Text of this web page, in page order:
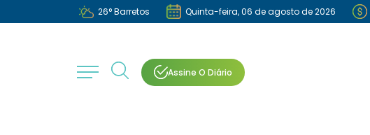
26°Barretos Quinta-feira, 06 de agosto de 2026
Assine O Diário